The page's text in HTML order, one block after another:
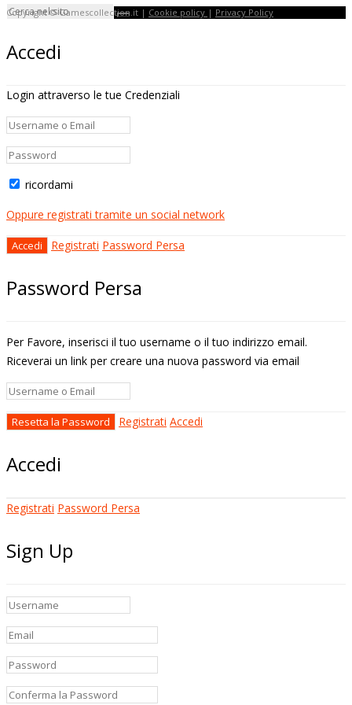
Copyright © Gamescollection.it | Cookie policy | Privacy Policy
Accedi
Login attraverso le tue Credenziali
ricordami
Oppure registrati tramite un social network
Registrati Password Persa
Password Persa
Per Favore, inserisci il tuo username o il tuo indirizzo email.
Riceverai un link per creare una nuova password via email
Registrati Accedi
Accedi
Registrati Password Persa
Sign Up